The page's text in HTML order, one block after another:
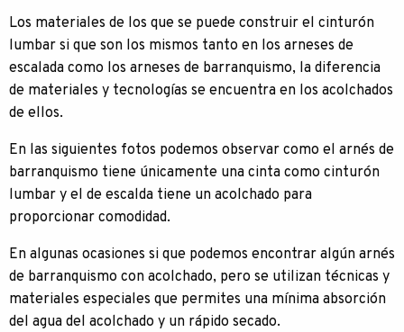
Los materiales de los que se puede construir el cinturón
lumbar si que son los mismos tanto en los arneses de
escalada como los arneses de barranquismo, la diferencia
de materiales y tecnologías se encuentra en los acolchados
de ellos.
En las siguientes fotos podemos observar como el arnés de
barranquismo tiene únicamente una cinta como cinturón
lumbar y el de escalda tiene un acolchado para
proporcionar comodidad.
En algunas ocasiones si que podemos encontrar algún arnés
de barranquismo con acolchado, pero se utilizan técnicas y
materiales especiales que permites una mínima absorción
del agua del acolchado y un rápido secado.